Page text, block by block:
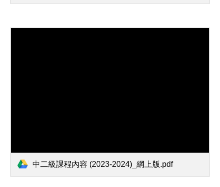
中二級課程內容 (2023-2024)_網上版.pdf